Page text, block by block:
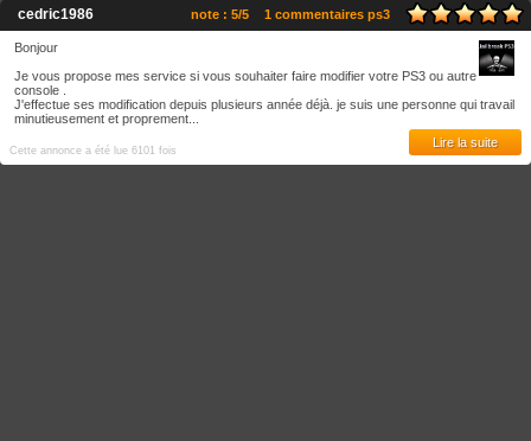
cedric1986 1 commentaires ps3
note : 5/5
Bonjour
Je vous propose mes service si vous souhaiter faire modifier votre PS3 ou autre
console .
J'effectue ses modification depuis plusieurs année déjà. je suis une personne qui travail
minutieusement et proprement...
Cette annonce a été lue 6101 fois
Lire la suite